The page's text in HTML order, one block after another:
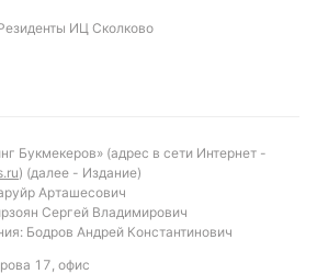
Рекомендуется обратить
позволит снизить риски и
обоснованной с учётом
ИЦ Сколково
Букмекеров» (адрес в сети Интернет -
) (далее - Издание)
Арташесович
Сергей Владимирович
Бодров Андрей Константинович
17, офис